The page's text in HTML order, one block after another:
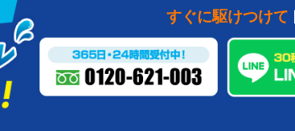
すぐに駆けつけて